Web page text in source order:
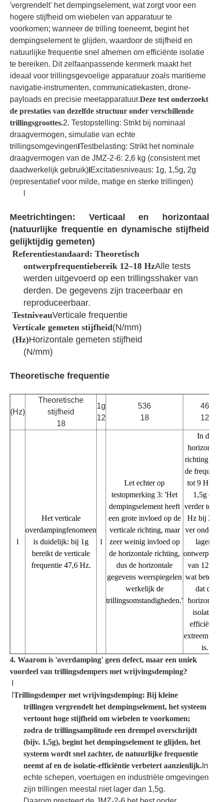
'vergrendelt' het dempingselement, wat zorgt voor een
hogere stijfheid om wiebelen van apparatuur te
voorkomen; wanneer de trilling toeneemt, begint het
dempingselement te glijden, waardoor de stijfheid en
natuurlijke frequentie snel afnemen om efficiënte isolatie
te bereiken. Dit zelfaanpassende kenmerk maakt het
ideaal voor trillingsgevoelige apparatuur zoals maritieme
navigatie-instrumenten, communicatiekasten, drone-
payloads en precisie meetapparatuur.Deze test onderzoekt
de prestaties van dezelfde structuur onder verschillende
trillingsgroottes.2. Testopstelling: Strikt bij nominaal
draagvermogen, simulatie van echte
trillingsomgevingenlTestbelasting: Strikt het nominale
draagvermogen van de JMZ-2-6: 2,6 kg (consistent met
daadwerkelijk gebruik)lExcitatiesniveaus: 1g, 1,5g, 2g
(representatief voor milde, matige en sterke trillingen)
Meetrichtingen: Verticaal en horizontaal
(natuurlijke frequentie en dynamische stijfheid
gelijktijdig gemeten)
Referentiestandaard: Theoretisch
ontwerpfrequentiebereik 12–18 HzAlle tests
werden uitgevoerd op een trillingsshaker van
derden. De gegevens zijn traceerbaar en
reproduceerbaar.
TestniveauVerticale frequentie
Verticale gemeten stijfheid(N/mm)
(Hz)Horizontale gemeten stijfheid
(N/mm)
Theoretische frequentie
(Hz)
Theoretische
stijfheid
18
1g
12
536
18
46
12
l
Het verticale
overdampingfenomeen
is duidelijk: bij 1g
bereikt de verticale
frequentie 47,6 Hz.
l
Let echter op
testopmerking 3: 'Het
dempingselement heeft
een grote invloed op de
verticale richting, maar
zeer weinig invloed op
de horizontale richting,
dus de horizontale
gegevens weerspiegelen
werkelijk de
trillingsomstandigheden.'
In de
richting
de
tot 9 Hz
1,5g en
verder tot
Hz bij 2g
ver onder
lagere
van 12
wat
dat de
isolatie-
extreem
is.
4. Waarom is 'overdamping' geen defect, maar een uniek
voordeel van trillingsdempers met wrijvingsdemping?
Trillingsdemper met wrijvingsdemping: Bij kleine
trillingen vergrendelt het dempingselement, het systeem
vertoont hoge stijfheid om wiebelen te voorkomen;
zodra de trillingsamplitude een drempel overschrijdt
(bijv. 1,5g), begint het dempingselement te glijden, het
systeem wordt snel zachter, de natuurlijke frequentie
neemt af en de isolatie-efficiëntie verbetert aanzienlijk. In
echte schepen, voertuigen en industriële omgevingen
zijn trillingen meestal niet lager dan 1,5g.